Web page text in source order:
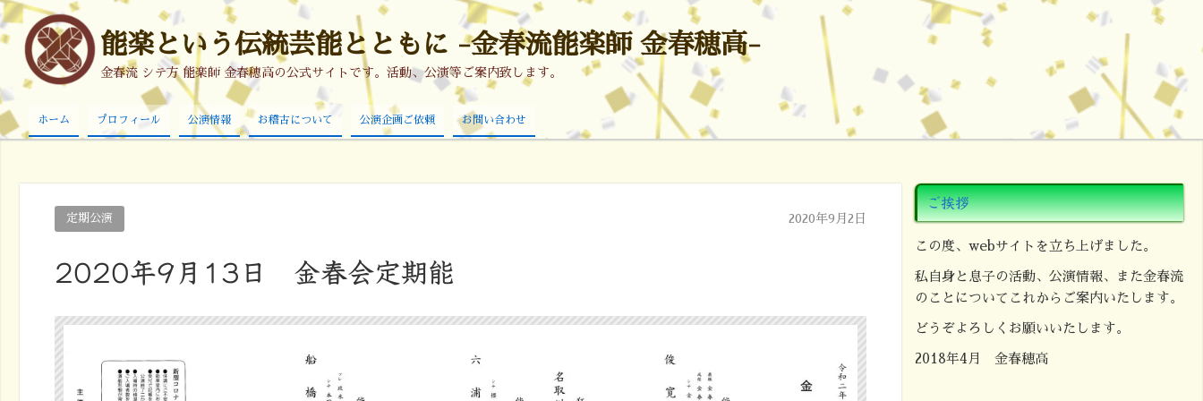
能楽という伝統芸能とともに -金春流能楽師 金春穂高-
金春流 シテ方 能楽師 金春穂高の公式サイトです。活動、公演等ご案内致します。
ホーム プロフィール 公演情報 お稽古について 公演企画ご依頼 お問い合わせ
定期公演 2020年9月2日
2020年9月13日 金春会定期能
ご挨拶
この度、webサイトを立ち上げました。
私自身と息子の活動、公演情報、また金春流
のことについてこれからご案内いたします。
どうぞよろしくお願いいたします。
2018年4月 金春穂高